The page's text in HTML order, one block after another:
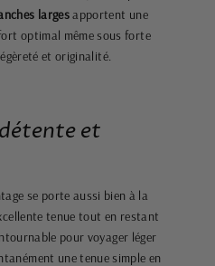
largesapportent une
optimal même sous forte
et originalité.
et
se porte aussi bien à la
tenue tout en restant
pour voyager léger
une tenue simple en